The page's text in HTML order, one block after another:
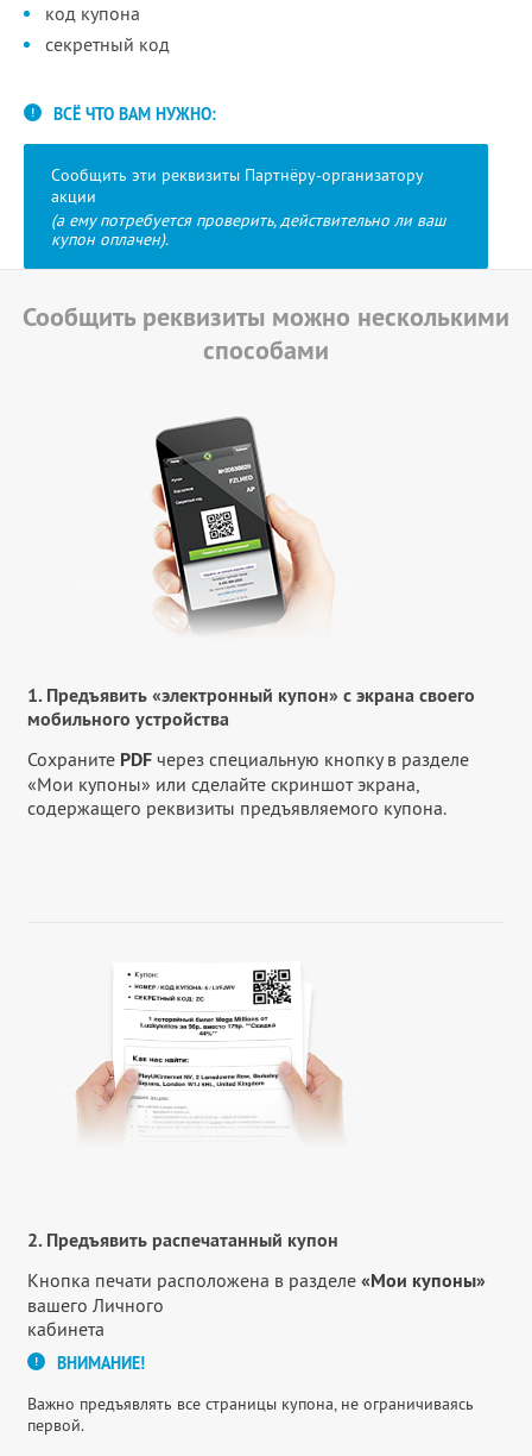
код купона
секретный код
ВСЁ ЧТО ВАМ НУЖНО:
Сообщить эти реквизиты Партнёру-организатору
акции
(а ему потребуется проверить, действительно ли ваш
купон оплачен).
Сообщить реквизиты можно несколькими
способами
1. Предъявить «электронный купон» с экрана своего
мобильного устройства
Сохраните PDF через специальную кнопку в разделе
«Мои купоны» или сделайте скриншот экрана,
содержащего реквизиты предъявляемого купона.
2. Предъявить распечатанный купон
Кнопка печати расположена в разделе «Мои купоны»
вашего Личного
кабинета
ВНИМАНИЕ!
Важно предъявлять все страницы купона, не ограничиваясь
первой.